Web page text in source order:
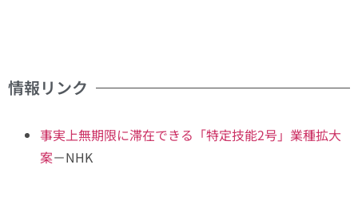
情報リンク
事実上無期限に滞在できる「特定技能2号」業種拡大
案－NHK